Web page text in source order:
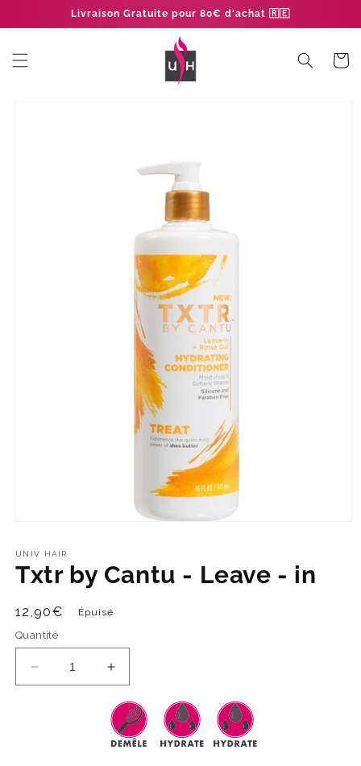
au
Livraison Gratuite pour 80€ d'achat 🇷🇪
Panier
UNIV HAIR
Txtr by Cantu - Leave - in
Prix
habituel
12,90€ Épuisé
Quantité
Réduire
la
Augmenter
la
quantité
de
Txtr